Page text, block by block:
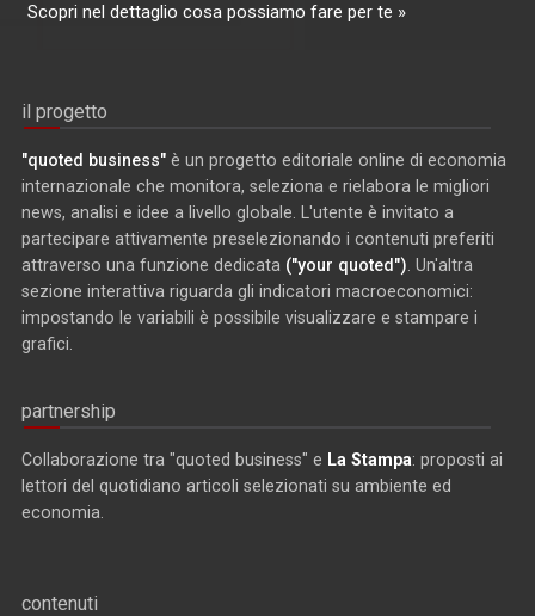
Scopri nel dettaglio cosa possiamo fare per te »
il progetto
"quoted business" è un progetto editoriale online di economia
internazionale che monitora, seleziona e rielabora le migliori
news, analisi e idee a livello globale. L'utente è invitato a
partecipare attivamente preselezionando i contenuti preferiti
attraverso una funzione dedicata ("your quoted") . Un'altra
sezione interattiva riguarda gli indicatori macroeconomici:
impostando le variabili è possibile visualizzare e stampare i
grafici.
partnership
Collaborazione tra "quoted business" e La Stampa: proposti ai
lettori del quotidiano articoli selezionati su ambiente ed
economia.
contenuti